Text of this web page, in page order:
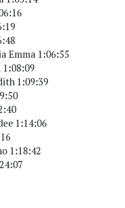
Emma 1:06:55
1:08:09
1:09:39
1:14:06
1:18:42